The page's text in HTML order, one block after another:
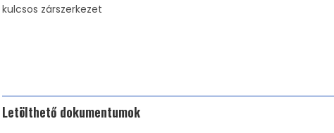
kulcsos zárszerkezet
Letölthető dokumentumok